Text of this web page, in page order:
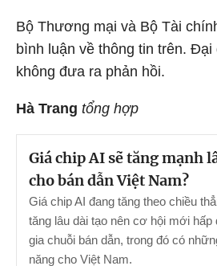
Bộ Thương mại và Bộ Tài
bình luận về thông tin trên. Đại
không đưa ra phản hồi.
Hà Trang tổng hợp
Giá chip AI sẽ tăng mạnh
cho bán dẫn Việt Nam?
Giá chip AI đang tăng theo chiều
tăng lâu dài tạo nên cơ hội mới
gia chuỗi bán dẫn, trong đó có
năng cho Việt Nam.